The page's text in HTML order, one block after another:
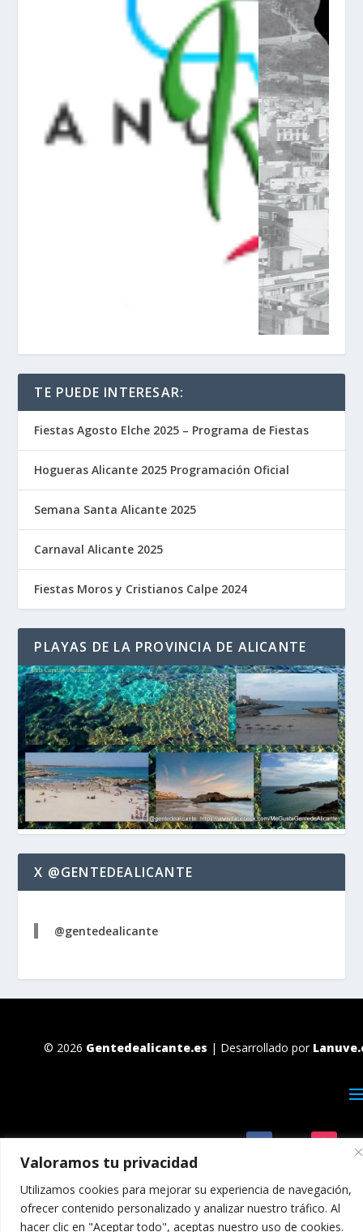
Valoramos tu privacidad
Utilizamos cookies para mejorar su experiencia de navegación,
ofrecer contenido personalizado y analizar nuestro tráfico. Al
hacer clic en "Aceptar todo", aceptas nuestro uso de cookies.
TE PUEDE INTERESAR:
Fiestas Agosto Elche 2025 – Programa de Fiestas
Hogueras Alicante 2025 Programación Oficial
Semana Santa Alicante 2025
Carnaval Alicante 2025
Fiestas Moros y Cristianos Calpe 2024
PLAYAS DE LA PROVINCIA DE ALICANTE
X @GENTEDEALICANTE
@gentedealicante
© 2026 Gentedealicante.es | Desarrollado por